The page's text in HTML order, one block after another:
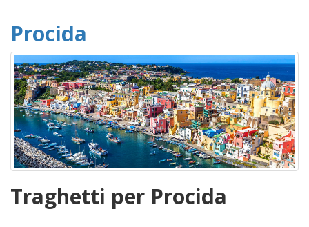
Procida
Traghetti per Procida